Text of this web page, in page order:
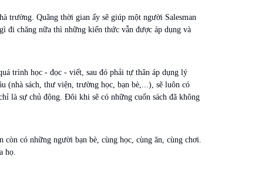
trường. Quãng thời gian ấy sẽ giúp một người Salesman
đi chăng nữa thì những kiến thức vẫn được áp dụng và
trình học - đọc - viết, sau đó phải tự thân áp dụng lý
sách, thư viện, trường học, bạn bè,...), sẽ luôn có
là sự chủ động. Đôi khi sẽ có những cuốn sách đã không
có những người bạn bè, cùng học, cùng ăn, cùng chơi.
họ.